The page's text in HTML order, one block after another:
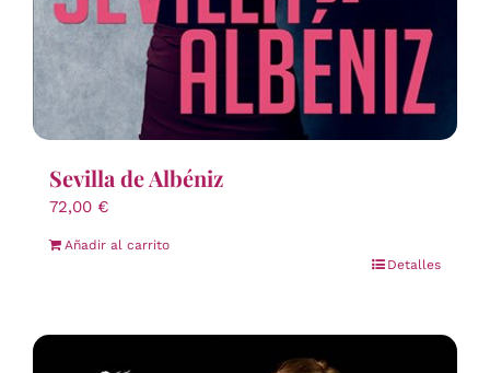
Sevilla de Albéniz
72,00 €
Añadir al carrito
Detalles